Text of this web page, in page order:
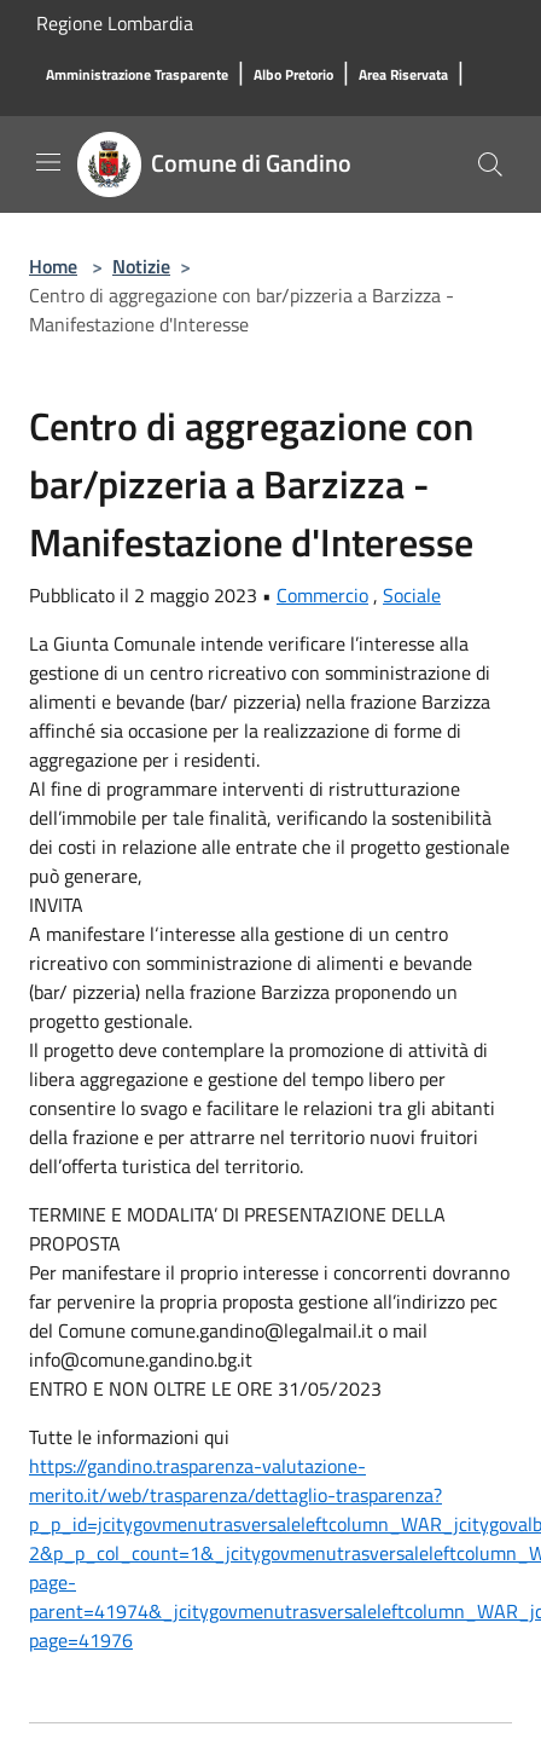
Salta al contenuto principale
Regione Lombardia
Amministrazione Trasparente | Albo Pretorio | Area Riservata |
Comune di Gandino
Home > Notizie >
Centro di aggregazione con bar/pizzeria a Barzizza -
Manifestazione d'Interesse
Centro di aggregazione con
bar/pizzeria a Barzizza -
Manifestazione d'Interesse
Pubblicato il 2 maggio 2023 • Commercio, Sociale
La Giunta Comunale intende verificare l’interesse alla
gestione di un centro ricreativo con somministrazione di
alimenti e bevande (bar/ pizzeria) nella frazione Barzizza
affinché sia occasione per la realizzazione di forme di
aggregazione per i residenti.
Al fine di programmare interventi di ristrutturazione
dell’immobile per tale finalità, verificando la sostenibilità
dei costi in relazione alle entrate che il progetto gestionale
può generare,
INVITA
A manifestare l‘interesse alla gestione di un centro
ricreativo con somministrazione di alimenti e bevande
(bar/ pizzeria) nella frazione Barzizza proponendo un
progetto gestionale.
Il progetto deve contemplare la promozione di attività di
libera aggregazione e gestione del tempo libero per
consentire lo svago e facilitare le relazioni tra gli abitanti
della frazione e per attrarre nel territorio nuovi fruitori
dell’offerta turistica del territorio.
TERMINE E MODALITA’ DI PRESENTAZIONE DELLA
PROPOSTA
Per manifestare il proprio interesse i concorrenti dovranno
far pervenire la propria proposta gestione all’indirizzo pec
del Comune comune.gandino@legalmail.it o mail
info@comune.gandino.bg.it
ENTRO E NON OLTRE LE ORE 31/05/2023
Tutte le informazioni qui
https://gandino.trasparenza-valutazione-
merito.it/web/trasparenza/dettaglio-trasparenza?
page-
page=41976